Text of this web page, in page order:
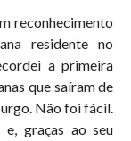
reconhecimento
residente no
a primeira
que saíram de
Não foi fácil.
graças ao seu